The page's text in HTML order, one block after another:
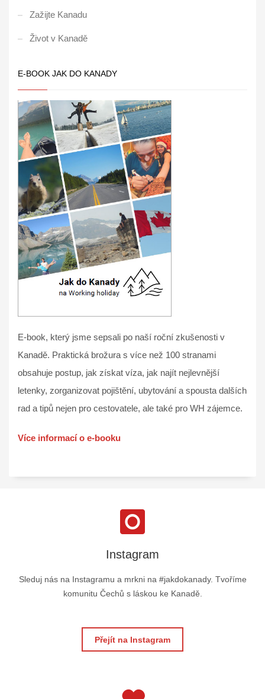
Zažijte Kanadu
Život v Kanadě
E-BOOK JAK DO KANADY
E-book, který jsme sepsali po naší roční zkušenosti v
Kanadě. Praktická brožura s více než 100 stranami
obsahuje postup, jak získat víza, jak najít nejlevnější
letenky, zorganizovat pojištění, ubytování a spousta dalších
rad a tipů nejen pro cestovatele, ale také pro WH zájemce.
Více informací o e-booku
Instagram
Sleduj nás na Instagramu a mrkni na #jakdokanady. Tvoříme
komunitu Čechů s láskou ke Kanadě.
Přejít na Instagram